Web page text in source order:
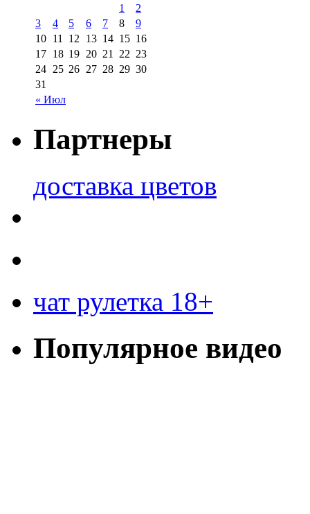
« Июл
1
2
3
4 5 6 7 8
9
10 11 12 13 14 15 16
17 18 19 20 21 22 23
24 25 26 27 28 29 30
31
Партнеры
доставка цветов
чат рулетка 18+
Популярное видео